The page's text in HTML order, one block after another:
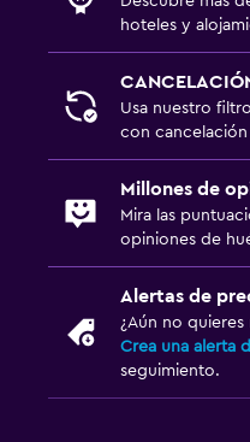
hoteles y
Usa nuestro
con cancelación
Millones de
Mira las
opiniones de
Alertas de
¿Aún no quieres
Crea una alerta
seguimiento.